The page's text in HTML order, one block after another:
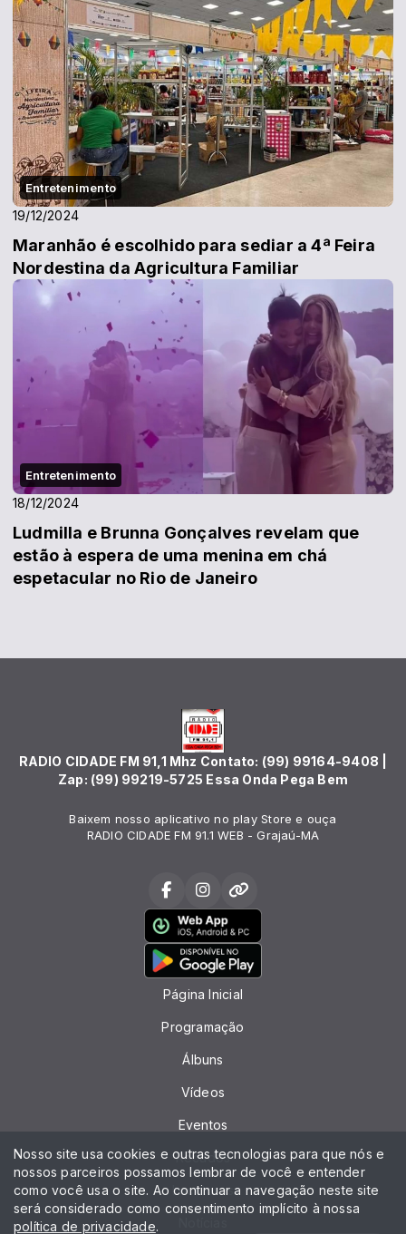
Entretenimento
19/12/2024
Maranhão é escolhido para sediar a 4ª Feira
Nordestina da Agricultura Familiar
Entretenimento
18/12/2024
Ludmilla e Brunna Gonçalves revelam que
estão à espera de uma menina em chá
espetacular no Rio de Janeiro
RADIO CIDADE FM 91,1 Mhz Contato: (99) 99164-9408 |
Zap: (99) 99219-5725 Essa Onda Pega Bem
Baixem nosso aplicativo no play Store e ouça
RADIO CIDADE FM 91.1 WEB - Grajaú-MA
Página Inicial
Programação
Álbuns
Vídeos
Eventos
Recados
Locutores
Nosso site usa cookies e outras tecnologias para que nós e
nossos parceiros possamos lembrar de você e entender
como você usa o site. Ao continuar a navegação neste site
será considerado como consentimento implícito à nossa
política de privacidade.